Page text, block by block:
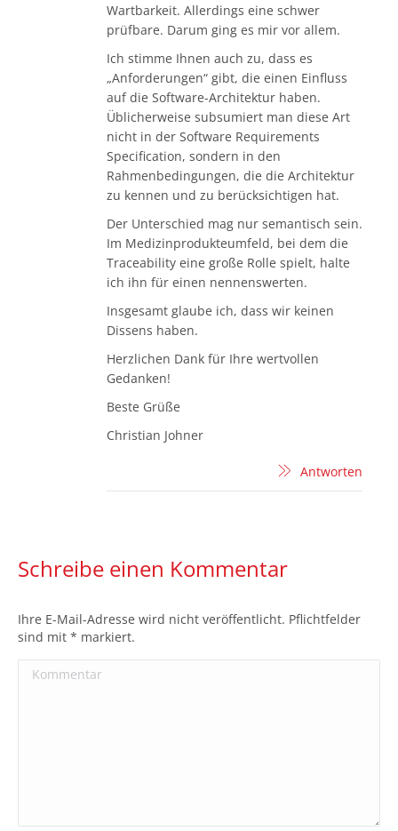
Wartbarkeit. Allerdings eine schwer
prüfbare. Darum ging es mir vor allem.
Ich stimme Ihnen auch zu, dass es
„Anforderungen“ gibt, die einen Einfluss
auf die Software-Architektur haben.
Üblicherweise subsumiert man diese Art
nicht in der Software Requirements
Specification, sondern in den
Rahmenbedingungen, die die Architektur
zu kennen und zu berücksichtigen hat.
Der Unterschied mag nur semantisch sein.
Im Medizinprodukteumfeld, bei dem die
Traceability eine große Rolle spielt, halte
ich ihn für einen nennenswerten.
Insgesamt glaube ich, dass wir keinen
Dissens haben.
Herzlichen Dank für Ihre wertvollen
Gedanken!
Beste Grüße
Christian Johner
Antworten
Schreibe einen Kommentar
Ihre E-Mail-Adresse wird nicht veröffentlicht. Pflichtfelder
sind mit * markiert.
Kommentar